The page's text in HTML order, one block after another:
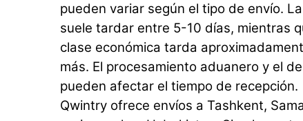
pueden variar según el tipo de envío.
suele tardar entre 5-10 días, mientras
clase económica tarda
más. El procesamiento aduanero y el
pueden afectar el tiempo de recepción.
Qwintry ofrece envíos a Tashkent,